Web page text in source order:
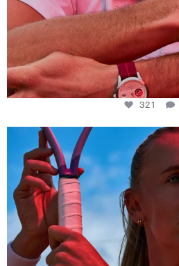
321
Determination, elegance and
441